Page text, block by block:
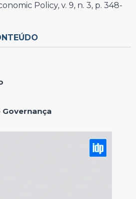
Policy, v. 9, n. 3, p. 348-